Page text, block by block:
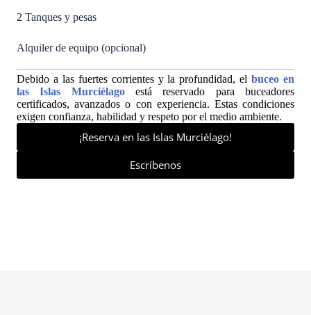
2 Tanques y pesas
Alquiler de equipo (opcional)
Debido a las fuertes corrientes y la profundidad, elbuceo en
las Islas Murciélagoestá reservado para buceadores
certificados, avanzados o con experiencia. Estas condiciones
exigen confianza, habilidad y respeto por el medio ambiente.
¡Reserva en las Islas Murciélago!
Escríbenos